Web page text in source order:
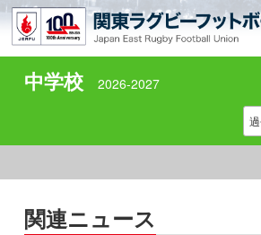
中学校 2026-2027
関連ニュース